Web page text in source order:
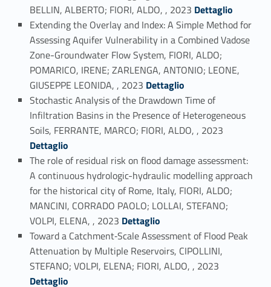
BELLIN, ALBERTO; FIORI, ALDO, , 2023 Link identifier #identifier_person_182205-13
Dettaglio
Extending the Overlay and Index: A Simple Method for
Assessing Aquifer Vulnerability in a Combined Vadose
Zone-Groundwater Flow System, FIORI, ALDO;
POMARICO, IRENE; ZARLENGA, ANTONIO; LEONE,
GIUSEPPE LEONIDA, , 2023 Link identifier #identifier_person_177640-14
Dettaglio
Stochastic Analysis of the Drawdown Time of
Infiltration Basins in the Presence of Heterogeneous
Soils, FERRANTE, MARCO; FIORI, ALDO, , 2023
Dettaglio
The role of residual risk on flood damage assessment:
A continuous hydrologic-hydraulic modelling approach
for the historical city of Rome, Italy, FIORI, ALDO;
MANCINI, CORRADO PAOLO; LOLLAI, STEFANO;
VOLPI, ELENA, , 2023 Link identifier #identifier_person_100902-16
Dettaglio
Toward a Catchment‐Scale Assessment of Flood Peak
Attenuation by Multiple Reservoirs, CIPOLLINI,
STEFANO; VOLPI, ELENA; FIORI, ALDO, , 2023Link identifier #identifier_person_56270-17
Dettaglio